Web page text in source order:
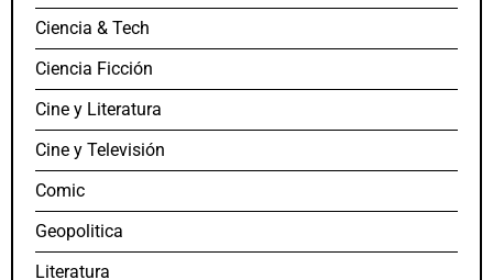
Ciencia & Tech
Ciencia Ficción
Cine y Literatura
Cine y Televisión
Comic
Geopolitica
Literatura